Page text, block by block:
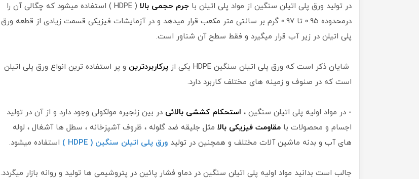
در تولید ورق پلی اتیلن سنگین از مواد پلی اتیلن با جرم حجمی بالا
( HDPE ) استفاده میشود که چگالی آن را
درمحدوده 0.95 تا 0.97 گرم بر سانتی متر مکعب قرار میدهد و در آزمایشات فیزیکی قسمت زیادی از قطعه ورق
پلی اتیلن در زیر آب قرار میگیرد و فقط سطح آن شناور است.
شایان ذکر است که ورق پلی اتیلن سنگین HDPE یکی از پرکاربردترین و پر استفاده ترین انواع ورق پلی اتیلن
است که در صنوف و زمینه های مختلف کاربرد دارد.
- در مواد اولیه پلی اتیلن سنگین ، استحکام کششی بالائی در بین زنجیره مولکولی وجود دارد و از آن در تولید
اجسام و محصولات با مقاومت فیزیکی بالا مثل جلیقه ضد گلوله ، ظروف آشپزخانه ، سطل ها آشغال ، لوله
های آب و بدنه ماشین آلات مختلف و همچنین در تولید ورق پلی اتیلن سنگین ( HDPE ) استفاده میشود.
جالب است بدانید مواد اولیه پلی اتیلن سنگین در دماو فشار پائین در پتروشیمی ها تولید و روانه بازار میگردد.